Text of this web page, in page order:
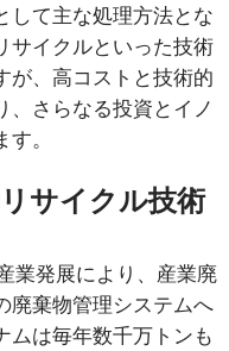
して主な処理方法とな
サイクルといった技術
が、高コストと技術的
、さらなる投資とイノ
。
サイクル技術
業発展により、産業廃
廃棄物管理システムへ
ムは毎年数千万トンも